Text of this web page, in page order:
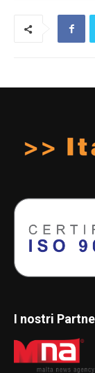
I nostri